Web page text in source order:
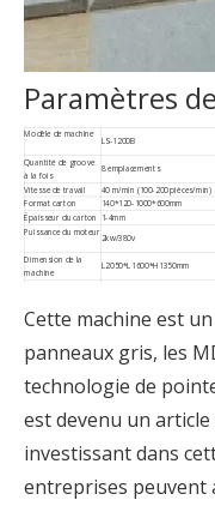
Paramètres
Modèle de machine
LS-1200B
Quantité de groove
à la fois
8 emplacements
Vitesse de travail
40 m/min (100-200 pièces/min)
Format carton
140*120-1000*600mm
Épaisseur du carton 1-4mm
Puissance du moteur
2kw/380v
Dimension de la
machine
L2050*L1600*H1350mm
Cette machine est
panneaux gris, les
technologie de
est devenu un article
investissant dans
entreprises peuvent